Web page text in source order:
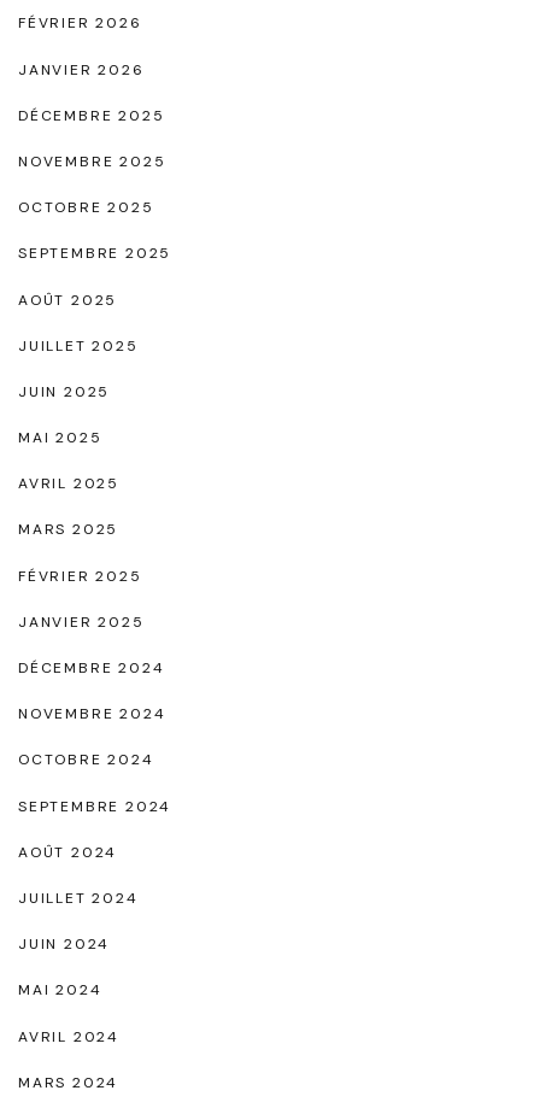
FÉVRIER 2026
JANVIER 2026
DÉCEMBRE 2025
NOVEMBRE 2025
OCTOBRE 2025
SEPTEMBRE 2025
AOÛT 2025
JUILLET 2025
JUIN 2025
MAI 2025
AVRIL 2025
MARS 2025
FÉVRIER 2025
JANVIER 2025
DÉCEMBRE 2024
NOVEMBRE 2024
OCTOBRE 2024
SEPTEMBRE 2024
AOÛT 2024
JUILLET 2024
JUIN 2024
MAI 2024
AVRIL 2024
MARS 2024